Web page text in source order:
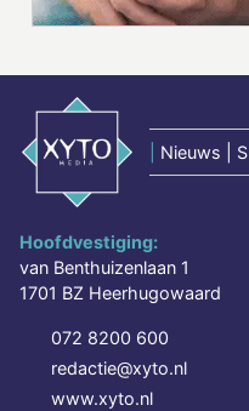
Nieuws |
Hoofdvestiging:
van Benthuizenlaan 1
1701 BZ Heerhugowaard
072 8200 600
redactie@xyto.nl
www.xyto.nl